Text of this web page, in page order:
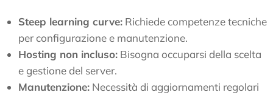
Steep learning curve: Richiede competenze tecniche
per configurazione e manutenzione.
Hosting non incluso: Bisogna occuparsi della scelta
e gestione del server.
Manutenzione: Necessità di aggiornamenti regolari